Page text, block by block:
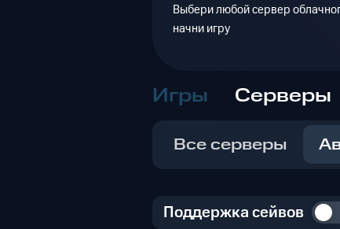
Выбери любой сервер
начни игру
Игры Серверы
Все серверы
Поддержка сейвов